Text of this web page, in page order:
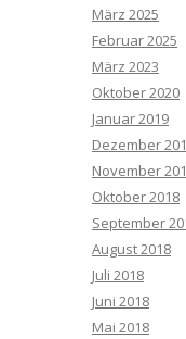
März 2025
Februar 2025
März 2023
Oktober 2020
Januar 2019
Dezember
November
Oktober 2018
September
August 2018
Juli 2018
Juni 2018
Mai 2018